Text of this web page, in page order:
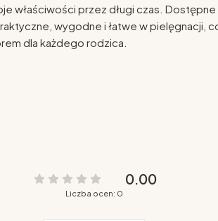
właściwości przez długi czas. Dostępne
wygodne i łatwe w pielęgnacji,
dla każdego rodzica.
0.00
Liczba ocen: 0